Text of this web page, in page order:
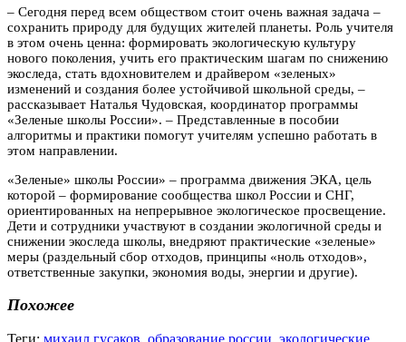
– Сегодня перед всем обществом стоит очень важная задача –
сохранить природу для будущих жителей планеты. Роль учителя
в этом очень ценна: формировать экологическую культуру
нового поколения, учить его практическим шагам по снижению
экоследа, стать вдохновителем и драйвером «зеленых»
изменений и создания более устойчивой школьной среды, –
рассказывает Наталья Чудовская, координатор программы
«Зеленые школы России». – Представленные в пособии
алгоритмы и практики помогут учителям успешно работать в
этом направлении.
«Зеленые» школы России» – программа движения ЭКА, цель
которой – формирование сообщества школ России и СНГ,
ориентированных на непрерывное экологическое просвещение.
Дети и сотрудники участвуют в создании экологичной среды и
снижении экоследа школы, внедряют практические «зеленые»
меры (раздельный сбор отходов, принципы «ноль отходов»,
ответственные закупки, экономия воды, энергии и другие).
Похожее
Теги: михаил гусаков, образование россии, экологические